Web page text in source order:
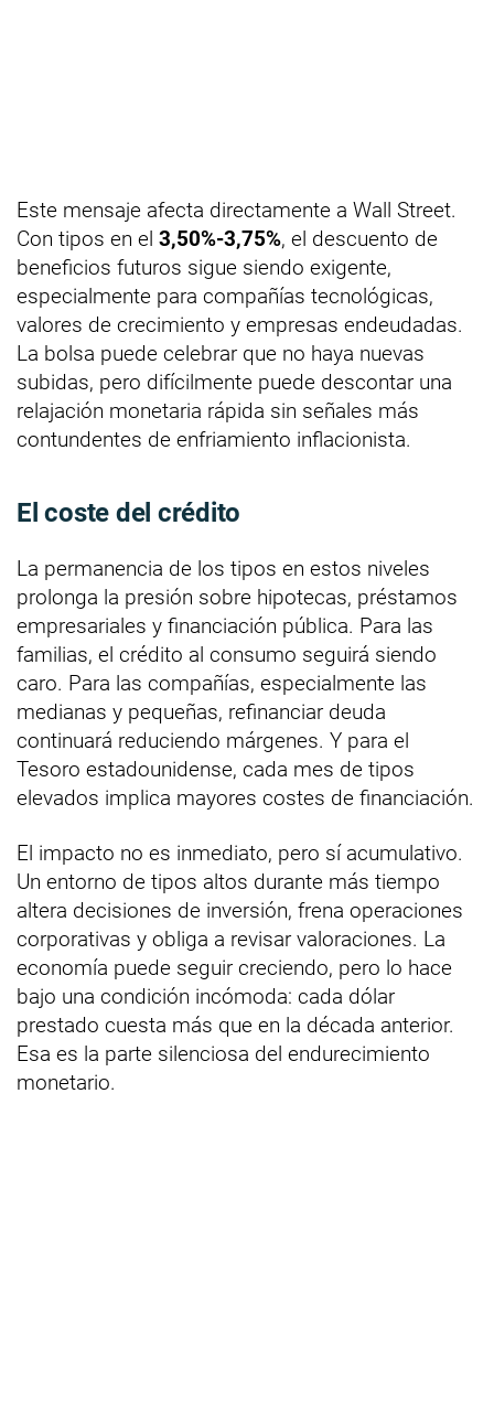
Este mensaje afecta directamente a Wall Street.
Con tipos en el 3,50%-3,75%, el descuento de
beneficios futuros sigue siendo exigente,
especialmente para compañías tecnológicas,
valores de crecimiento y empresas endeudadas.
La bolsa puede celebrar que no haya nuevas
subidas, pero difícilmente puede descontar una
relajación monetaria rápida sin señales más
contundentes de enfriamiento inflacionista.
El coste del crédito
La permanencia de los tipos en estos niveles
prolonga la presión sobre hipotecas, préstamos
empresariales y financiación pública. Para las
familias, el crédito al consumo seguirá siendo
caro. Para las compañías, especialmente las
medianas y pequeñas, refinanciar deuda
continuará reduciendo márgenes. Y para el
Tesoro estadounidense, cada mes de tipos
elevados implica mayores costes de financiación.
El impacto no es inmediato, pero sí acumulativo.
Un entorno de tipos altos durante más tiempo
altera decisiones de inversión, frena operaciones
corporativas y obliga a revisar valoraciones. La
economía puede seguir creciendo, pero lo hace
bajo una condición incómoda: cada dólar
prestado cuesta más que en la década anterior.
Esa es la parte silenciosa del endurecimiento
monetario.